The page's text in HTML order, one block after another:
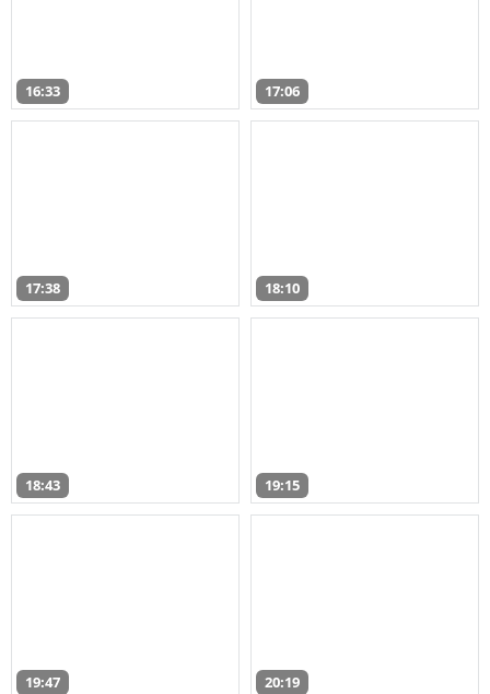
16:33 17:06
17:38 18:10
18:43 19:15
19:47 20:19